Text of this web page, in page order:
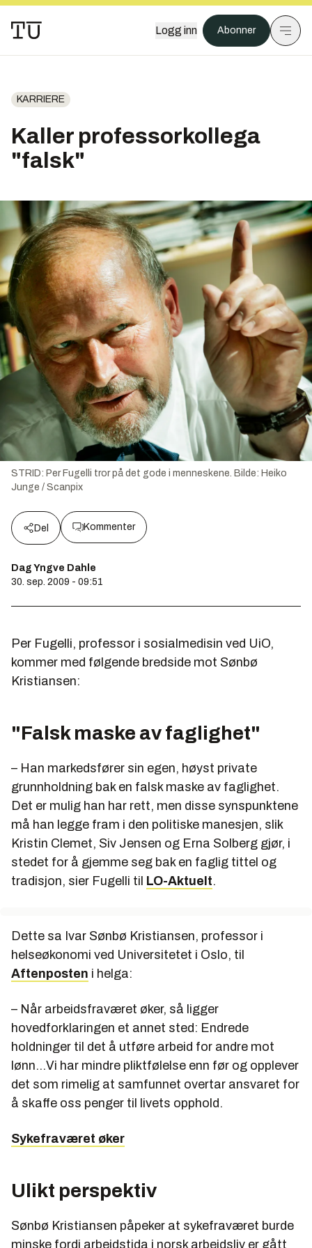
Logg inn Abonner
KARRIERE
Kaller professorkollega
"falsk"
STRID: Per Fugelli tror på det gode i menneskene. Bilde: Heiko
Junge / Scanpix
Del Kommenter
Dag Yngve Dahle
30. sep. 2009 - 09:51
Per Fugelli, professor i sosialmedisin ved UiO,
kommer med følgende bredside mot Sønbø
Kristiansen:
"Falsk maske av faglighet"
– Han markedsfører sin egen, høyst private
grunnholdning bak en falsk maske av faglighet.
Det er mulig han har rett, men disse synspunktene
må han legge fram i den politiske manesjen, slik
Kristin Clemet, Siv Jensen og Erna Solberg gjør, i
stedet for å gjemme seg bak en faglig tittel og
tradisjon, sier Fugelli til LO-Aktuelt.
Dette sa Ivar Sønbø Kristiansen, professor i
helseøkonomi ved Universitetet i Oslo, til
Aftenposten i helga:
– Når arbeidsfraværet øker, så ligger
hovedforklaringen et annet sted: Endrede
holdninger til det å utføre arbeid for andre mot
lønn...Vi har mindre pliktfølelse enn før og opplever
det som rimelig at samfunnet overtar ansvaret for
å skaffe oss penger til livets opphold.
Sykefraværet øker
Ulikt perspektiv
Sønbø Kristiansen påpeker at sykefraværet burde
minske fordi arbeidstida i norsk arbeidsliv er gått